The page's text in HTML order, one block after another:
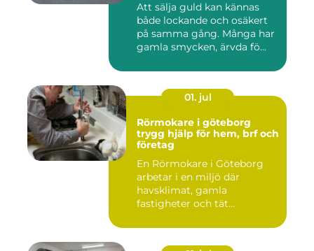
Att sälja guld kan kännas
både lockande och osäkert
på samma gång. Många har
gamla smycken, ärvda fö...
01. jul
Rörmokare i göteborg
trygg hjälp för hem, brf och
företag
En Rörmokare i Göteborg
arbetar i en miljö där
havsklimat, gamla
fastigheter och tät